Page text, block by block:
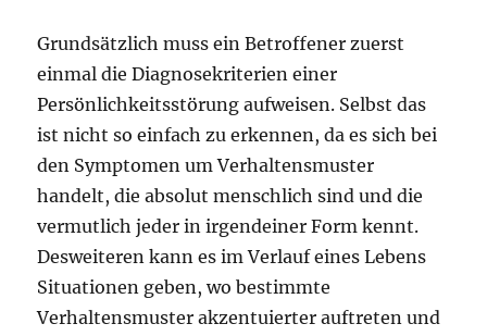
Grundsätzlich muss ein Betroffener zuerst
einmal die Diagnosekriterien einer
Persönlichkeitsstörung aufweisen. Selbst das
ist nicht so einfach zu erkennen, da es sich bei
den Symptomen um Verhaltensmuster
handelt, die absolut menschlich sind und die
vermutlich jeder in irgendeiner Form kennt.
Desweiteren kann es im Verlauf eines Lebens
Situationen geben, wo bestimmte
Verhaltensmuster akzentuierter auftreten und